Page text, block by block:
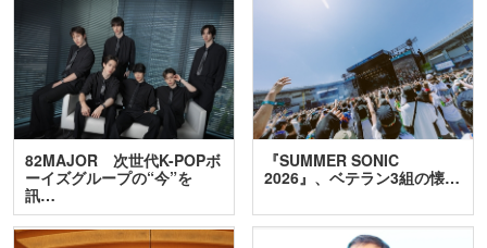
82MAJOR 次世代K-POPボ
ーイズグループの“今”を
訊…
『SUMMER SONIC
2026』、ベテラン3組の懐…